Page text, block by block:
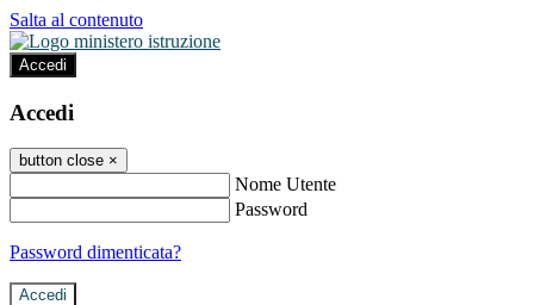
Salta al contenuto
Accedi
Accedi
button close ×
Nome Utente
Password
Password dimenticata?